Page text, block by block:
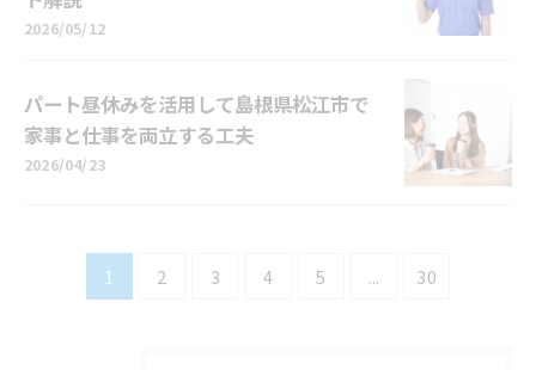
2026/05/12
パート昼休みを活用して島根県松江市で
家事と仕事を両立する工夫
2026/04/23
1 2 3 4 5 ... 30